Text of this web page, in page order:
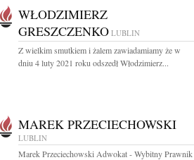
WŁODZIMIERZ
GRESZCZENKO LUBLIN
Z wielkim smutkiem i żalem zawiadamiamy że w
dniu 4 luty 2021 roku odszedł Włodzimierz...
MAREK PRZECIECHOWSKI
LUBLIN
Marek Przeciechowski Adwokat - Wybitny Prawnik